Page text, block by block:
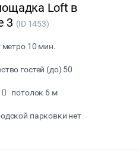
Loft в
3 (ID 1453)
метро 10 мин.
гостей (до) 50
потолок 6 м
парковки нет